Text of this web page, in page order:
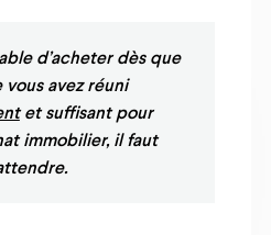
d’acheter dès que
avez réuni
et suffisant pour
immobilier, il faut